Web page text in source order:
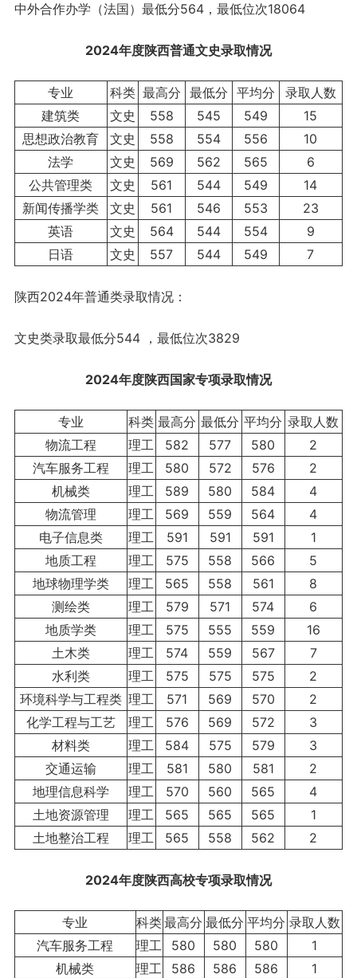
中外合作办学（法国）最低分564，最低位次18064
2024年度陕西普通文史录取情况
专业 科类 最高分 最低分 平均分
录取人数
建筑类
文史 558 545 549
15
思想政治教育
文史 558 554 556
10
法学
文史 569 562 565
6
公共管理类
文史 561 544 549
14
新闻传播学类
文史 561 546 553
23
英语
文史 564 544 554
9
日语
文史 557 544 549 7
陕西2024年普通类录取情况：
文史类录取最低分544 ，最低位次3829
2024年度陕西国家专项录取情况
专业 科类 最高分 最低分 平均分 录取人数
物流工程
理工 582 577 580
2
汽车服务工程
理工 580 572 576
2
机械类
理工 589 580 584
4
物流管理
理工 569 559 564
4
电子信息类
理工 591 591 591
1
地质工程
理工 575 558 566
5
地球物理学类
理工 565 558 561
8
测绘类
理工 579 571 574
6
地质学类
理工 575 555 559
16
土木类
理工 574 559 567
7
水利类
理工 575 575 575
2
环境科学与工程类 理工 571 569 570
2
化学工程与工艺
理工 576 569 572
3
材料类
理工 584 575 579
3
交通运输
理工 581 580 581
2
地理信息科学
理工 570 560 565
4
土地资源管理
理工 565 565 565
1
土地整治工程
理工 565 558 562 2
2024年度陕西高校专项录取情况
专业 科类最高分 最低分 平均分 录取人数
汽车服务工程
理工 580 580 580
1
机械类
理工 586 586 586
1